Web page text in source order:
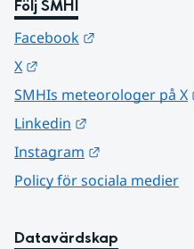
Följ SMHI
Facebook
X
SMHIs meteorologer på X
Linkedin
Instagram
Policy för sociala medier
Datavärdskap